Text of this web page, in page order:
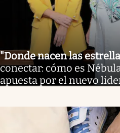
"Donde nacen las
conectar: cómo es
apuesta por el nuevo